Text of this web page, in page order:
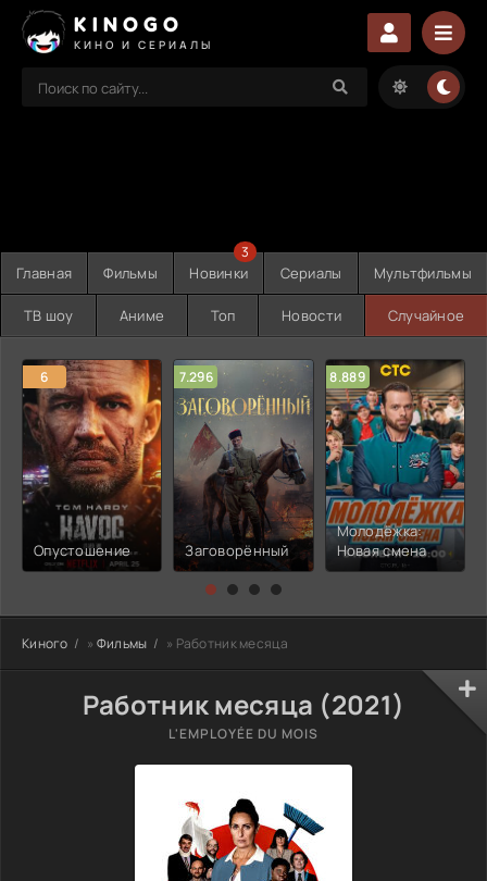
KINOGO
КИНО И СЕРИАЛЫ
Главная Фильмы Новинки
3
Сериалы Мультфильмы
ТВ шоу Аниме Топ Новости Случайное
6
Опустошение
7.296
Заговорённый
8.889
Молодёжка:
Новая смена
Киного » Фильмы » Работник месяца
Работник месяца (2021)
L'EMPLOYÉE DU MOIS